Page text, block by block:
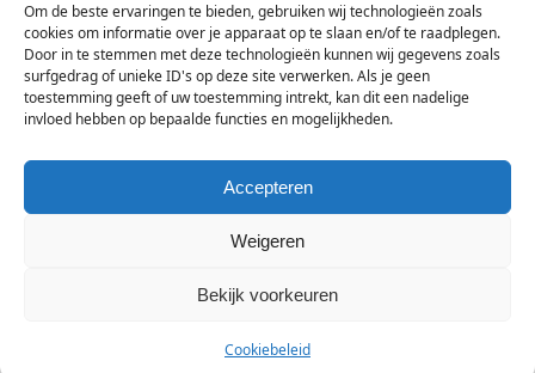
Om de beste ervaringen te bieden, gebruiken wij technologieën zoals
cookies om informatie over je apparaat op te slaan en/of te raadplegen.
Door in te stemmen met deze technologieën kunnen wij gegevens zoals
surfgedrag of unieke ID's op deze site verwerken. Als je geen
toestemming geeft of uw toestemming intrekt, kan dit een nadelige
invloed hebben op bepaalde functies en mogelijkheden.
Accepteren
Weigeren
Bekijk voorkeuren
Cookiebeleid
Vul
hier
je
e-
mailadres
in
Sign Up